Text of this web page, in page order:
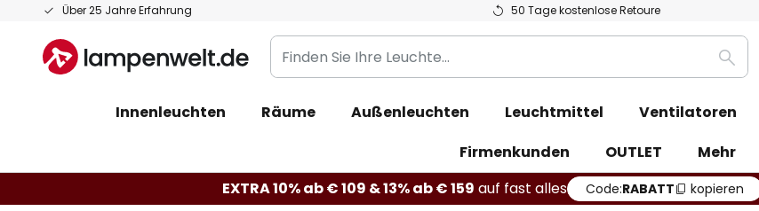
Über 25 Jahre Erfahrung 50 Tage kostenlose Retoure
Zum
springen
Finden
Sie
Leuchte...
Suche
Innenleuchten Räume Außenleuchten Leuchtmittel Ventilatoren
Firmenkunden
OUTLET
Mehr
EXTRA 10% ab € 109 & 13% ab € 159 auf fast alles Code:RABATT kopieren